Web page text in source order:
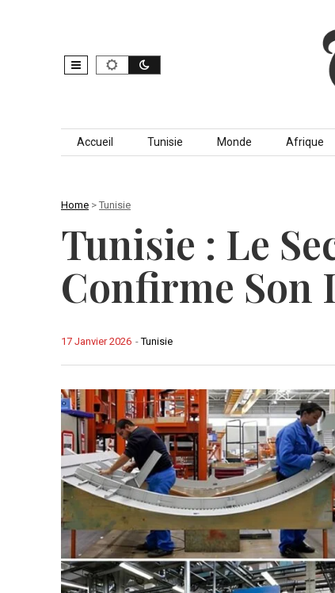
Skip to content
Accueil Tunisie Monde Afrique
Home > Tunisie
Tunisie : Le
Confirme Son
-Tunisie
17 Janvier 2026